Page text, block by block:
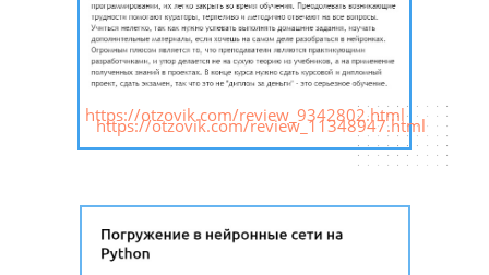
https://otzovik.com/review_9342802.html
https://otzovik.com/review_11348947.html